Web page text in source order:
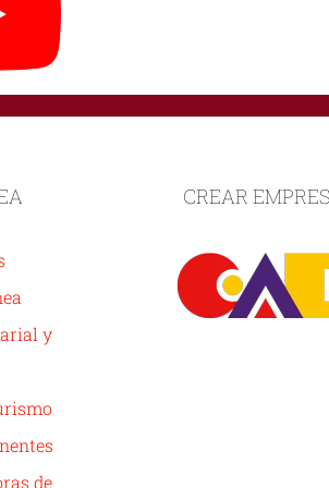
y
de
CREAR